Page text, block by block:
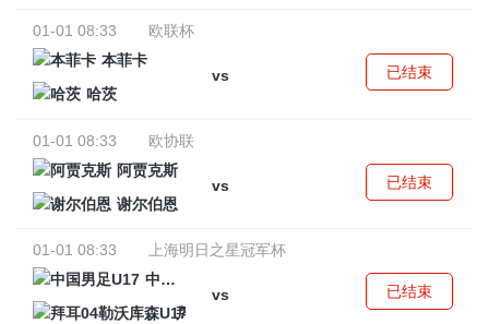
01-01 08:33
欧联杯
本菲卡
vs
哈茨
已结束
01-01 08:33
欧协联
阿贾克斯
vs
谢尔伯恩
已结束
01-01 08:33
上海明日之星冠军杯
中国男足U17
vs
拜耳04勒沃库森U17
已结束